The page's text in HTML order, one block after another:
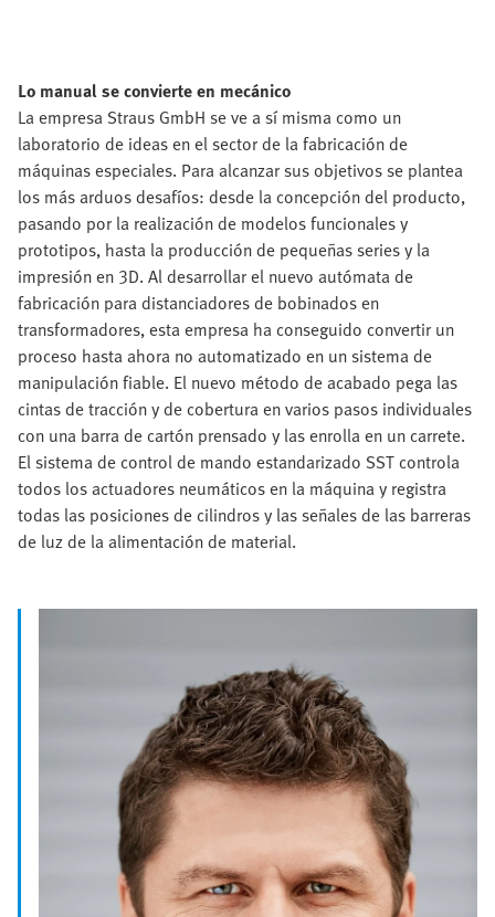
Lo manual se convierte en mecánico
La empresa Straus GmbH se ve a sí misma como un
laboratorio de ideas en el sector de la fabricación de
máquinas especiales. Para alcanzar sus objetivos se plantea
los más arduos desafíos: desde la concepción del producto,
pasando por la realización de modelos funcionales y
prototipos, hasta la producción de pequeñas series y la
impresión en 3D. Al desarrollar el nuevo autómata de
fabricación para distanciadores de bobinados en
transformadores, esta empresa ha conseguido convertir un
proceso hasta ahora no automatizado en un sistema de
manipulación fiable. El nuevo método de acabado pega las
cintas de tracción y de cobertura en varios pasos individuales
con una barra de cartón prensado y las enrolla en un carrete.
El sistema de control de mando estandarizado SST controla
todos los actuadores neumáticos en la máquina y registra
todas las posiciones de cilindros y las señales de las barreras
de luz de la alimentación de material.